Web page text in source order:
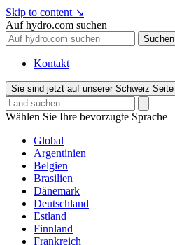
Skip to content ↘
Auf hydro.com suchen
Suchen
Kontakt
Sie sind jetzt auf unserer Schweiz Seite
Wählen Sie Ihre bevorzugte Sprache
Global
Argentinien
Belgien
Brasilien
Dänemark
Deutschland
Estland
Finnland
Frankreich